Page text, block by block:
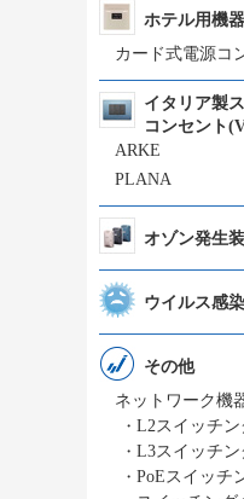
ホテル用機器
カード式電源コ
イタリア製
コンセント
ARKE
PLANA
オゾン発生
ウイルス感
その他
ネットワーク機
・ L2スイッチン
・ L3スイッチン
・ PoEスイッチ